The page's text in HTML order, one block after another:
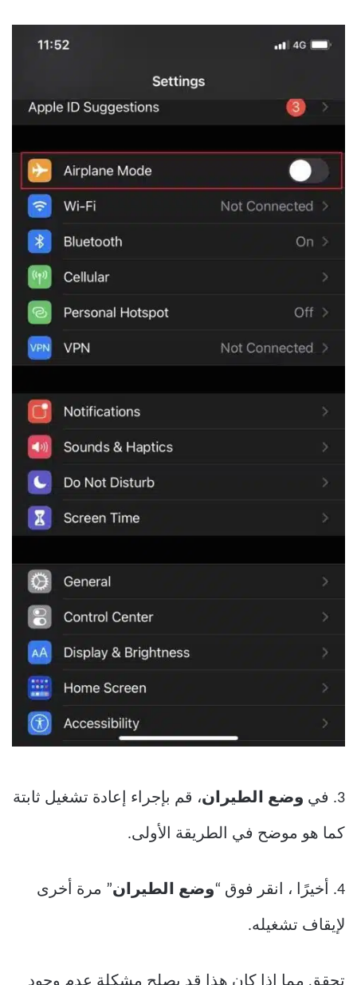
3. في وضع الطيران، قم بإجراء إعادة تشغيل ثابتة
كما هو موضح في الطريقة الأولى.
4. أخيرًا ، انقر فوق “ وضع الطيران” مرة أخرى
لإيقاف تشغيله.
تحقق مما إذا كان هذا قد يصلح مشكلة عدم وجود